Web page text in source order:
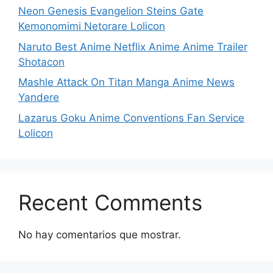
Neon Genesis Evangelion Steins Gate
Kemonomimi Netorare Lolicon
Naruto Best Anime Netflix Anime Anime Trailer
Shotacon
Mashle Attack On Titan Manga Anime News
Yandere
Lazarus Goku Anime Conventions Fan Service
Lolicon
Recent Comments
No hay comentarios que mostrar.